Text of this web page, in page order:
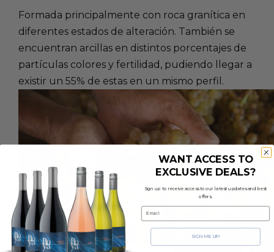
Formada principalmente con roca granítica en
diferentes estados de alteración. También se
encuentran arcillas en distintos porcentajes de
partículas colores y fertilidad, pudiendo llegar a
existir un 55% de estas en un mismo perfil.
WANT ACCESS TO
EXCLUSIVE DEALS?
Sign up to receive access to our latest updates and best
offers.
Email
SIGN ME UP!